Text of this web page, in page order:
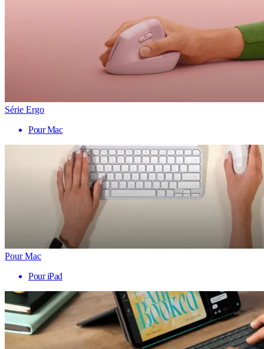
Série Ergo
Pour Mac
Pour Mac
Pour iPad